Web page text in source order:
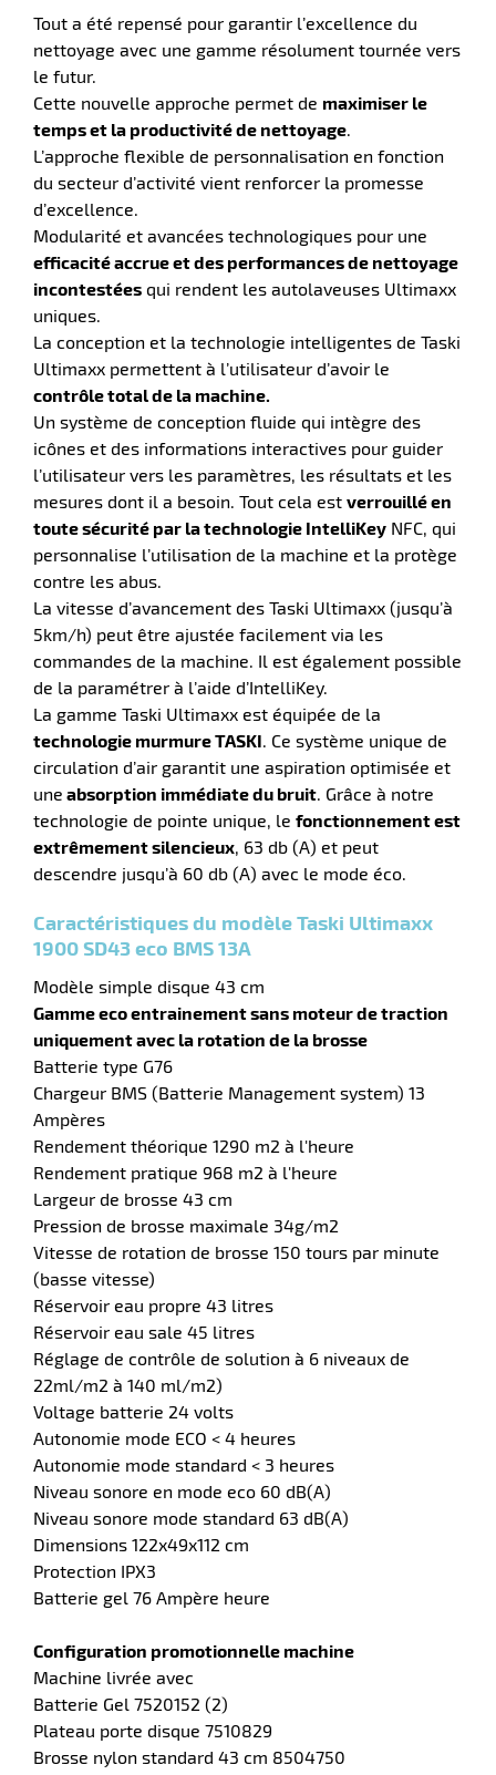
Tout a été repensé pour garantir l’excellence du
nettoyage avec une gamme résolument tournée vers
le futur.
Cette nouvelle approche permet de maximiser le
temps et la productivité de nettoyage
L’approche flexible de personnalisation en fonction
du secteur d’activité vient renforcer la promesse
d’excellence.
Modularité et avancées technologiques pour une
efficacité accrue et des performances de nettoyage
incontestées qui rendent les autolaveuses Ultimaxx
uniques.
La conception et la technologie intelligentes de Taski
Ultimaxx permettent à l’utilisateur d’avoir le
contrôle total de la machine.
Un système de conception fluide qui intègre des
icônes et des informations interactives pour guider
l’utilisateur vers les paramètres, les résultats et les
mesures dont il a besoin. Tout cela est verrouillé en
toute sécurité par la technologie IntelliKey NFC, qui
personnalise l’utilisation de la machine et la protège
contre les abus.
La vitesse d’avancement des Taski Ultimaxx (jusqu’à
5km/h) peut être ajustée facilement via les
commandes de la machine. Il est également possible
de la paramétrer à l’aide d’IntelliKey.
La gamme Taski Ultimaxx est équipée de la
technologie murmure TASKI . Ce système unique de
circulation d’air garantit une aspiration optimisée et
une absorption immédiate du bruit . Grâce à notre
technologie de pointe unique, le fonctionnement est
extrêmement silencieux , 63 db (A) et peut
descendre jusqu’à 60 db (A) avec le mode éco.
Caractéristiques du modèle Taski Ultimaxx
1900 SD43 eco BMS 13A
Modèle simple disque 43 cm
Gamme eco entrainement sans moteur de traction
uniquement avec la rotation de la brosse
Batterie type G76
Chargeur BMS (Batterie Management system) 13
Ampères
Rendement théorique 1290 m2 à l'heure
Rendement pratique 968 m2 à l'heure
Largeur de brosse 43 cm
Pression de brosse maximale 34g/m2
Vitesse de rotation de brosse 150 tours par minute
(basse vitesse)
Réservoir eau propre 43 litres
Réservoir eau sale 45 litres
Réglage de contrôle de solution à 6 niveaux de
22ml/m2 à 140 ml/m2)
Voltage batterie 24 volts
Autonomie mode ECO < 4 heures
Autonomie mode standard < 3 heures
Niveau sonore en mode eco 60 dB(A)
Niveau sonore mode standard 63 dB(A)
Dimensions 122x49x112 cm
Protection IPX3
Batterie gel 76 Ampère heure
Configuration promotionnelle machine
Machine livrée avec
Batterie Gel 7520152 (2)
Plateau porte disque 7510829
Brosse nylon standard 43 cm 8504750